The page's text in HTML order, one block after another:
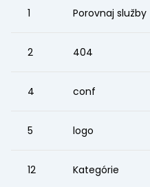
1 Porovnaj služby
2 404
4 conf
5 logo
12 Kategórie